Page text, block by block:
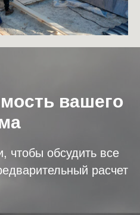
вашего
обсудить все
расчет